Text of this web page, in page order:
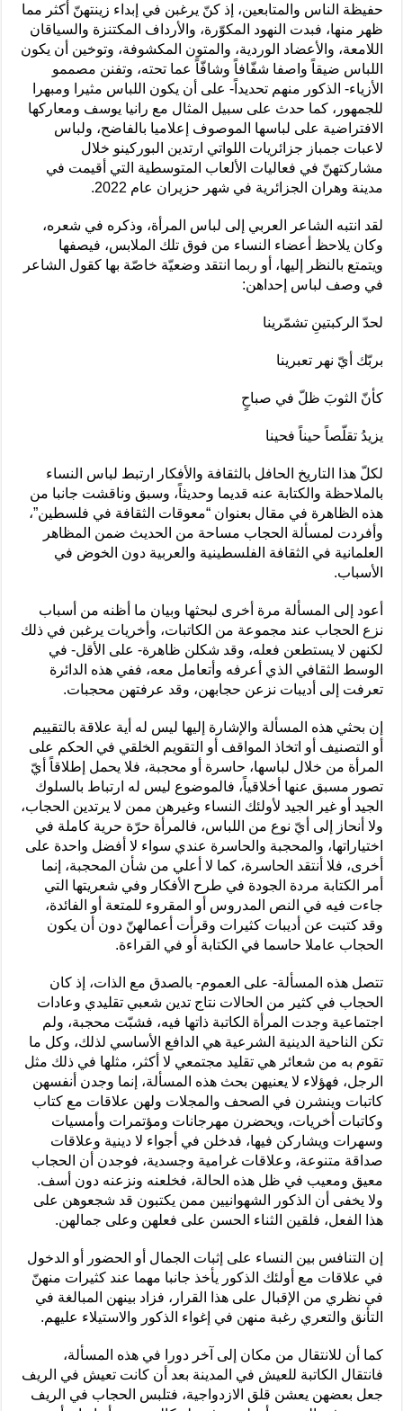
حفيظة الناس والمتابعين، إذ كنّ يرغبن في إبداء زينتهنّ أكثر مما
ظهر منها، فبدت النهود المكوّرة، والأرداف المكتنزة والسياقان
اللامعة، والأعضاد الوردية، والمتون المكشوفة، وتوخين أن يكون
اللباس ضيقاً واصفا شفّافاً وشافّاً عما تحته، وتفنن مصممو
الأزياء- الذكور منهم تحديداً- على أن يكون اللباس مثيرا ومبهرا
للجمهور، كما حدث على سبيل المثال مع رانيا يوسف ومعاركها
الافتراضية على لباسها الموصوف إعلاميا بالفاضح، ولباس
لاعبات جمباز جزائريات اللواتي ارتدين البوركينو خلال
مشاركتهنّ في فعاليات الألعاب المتوسطية التي أقيمت في
مدينة وهران الجزائرية في شهر حزيران عام 2022.
لقد انتبه الشاعر العربي إلى لباس المرأة، وذكره في شعره،
وكان يلاحظ أعضاء النساء من فوق تلك الملابس، فيصفها
ويتمتع بالنظر إليها، أو ربما انتقد وضعيّة خاصّة بها كقول الشاعر
في وصف لباس إحداهن:
لحدّ الركبتينِ تشمّرينا
بربّك أيّ نهر تعبرينا
كأنّ الثوبَ ظلّ في صباحٍ
يزيدُ تقلّصاً حيناً فحينا
لكلّ هذا التاريخ الحافل بالثقافة والأفكار ارتبط لباس النساء
بالملاحظة والكتابة عنه قديما وحديثاً، وسبق وناقشت جانبا من
هذه الظاهرة في مقال بعنوان “معوقات الثقافة في فلسطين”،
وأفردت لمسألة الحجاب مساحة من الحديث ضمن المظاهر
العلمانية في الثقافة الفلسطينية والعربية دون الخوض في
الأسباب.
أعود إلى المسألة مرة أخرى لبحثها وبيان ما أظنه من أسباب
نزع الحجاب عند مجموعة من الكاتبات، وأخريات يرغبن في ذلك
لكنهن لا يستطعن فعله، وقد شكلن ظاهرة- على الأقل- في
الوسط الثقافي الذي أعرفه وأتعامل معه، ففي هذه الدائرة
تعرفت إلى أديبات نزعن حجابهن، وقد عرفتهن محجبات.
إن بحثي هذه المسألة والإشارة إليها ليس له أية علاقة بالتقييم
أو التصنيف أو اتخاذ المواقف أو التقويم الخلقي في الحكم على
المرأة من خلال لباسها، حاسرة أو محجبة، فلا يحمل إطلاقاً أيّ
تصور مسبق عنها أخلاقياً، فالموضوع ليس له ارتباط بالسلوك
الجيد أو غير الجيد لأولئك النساء وغيرهن ممن لا يرتدين الحجاب،
ولا أنحاز إلى أيّ نوع من اللباس، فالمرأة حرّة حرية كاملة في
اختياراتها، والمحجبة والحاسرة عندي سواء لا أفضل واحدة على
أخرى، فلا أنتقد الحاسرة، كما لا أعلي من شأن المحجبة، إنما
أمر الكتابة مردة الجودة في طرح الأفكار وفي شعريتها التي
جاءت فيه في النص المدروس أو المقروء للمتعة أو الفائدة،
وقد كتبت عن أديبات كثيرات وقرأت أعمالهنّ دون أن يكون
الحجاب عاملا حاسما في الكتابة أو في القراءة.
تتصل هذه المسألة- على العموم- بالصدق مع الذات، إذ كان
الحجاب في كثير من الحالات نتاج تدين شعبي تقليدي وعادات
اجتماعية وجدت المرأة الكاتبة ذاتها فيه، فشبّت محجبة، ولم
تكن الناحية الدينية الشرعية هي الدافع الأساسي لذلك، وكل ما
تقوم به من شعائر هي تقليد مجتمعي لا أكثر، مثلها في ذلك مثل
الرجل، فهؤلاء لا يعنيهن بحث هذه المسألة، إنما وجدن أنفسهن
كاتبات وينشرن في الصحف والمجلات ولهن علاقات مع كتاب
وكاتبات أخريات، ويحضرن مهرجانات ومؤتمرات وأمسيات
وسهرات ويشاركن فيها، فدخلن في أجواء لا دينية وعلاقات
صداقة متنوعة، وعلاقات غرامية وجسدية، فوجدن أن الحجاب
معيق ومعيب في ظل هذه الحالة، فخلعنه ونزعنه دون أسف.
ولا يخفى أن الذكور الشهوانيين ممن يكتبون قد شجعوهن على
هذا الفعل، فلقين الثناء الحسن على فعلهن وعلى جمالهن.
إن التنافس بين النساء على إثبات الجمال أو الحضور أو الدخول
في علاقات مع أولئك الذكور يأخذ جانبا مهما عند كثيرات منهنّ
في نظري من الإقبال على هذا القرار، فزاد بينهن المبالغة في
التأنق والتعري رغبة منهن في إغواء الذكور والاستيلاء عليهم.
كما أن للانتقال من مكان إلى آخر دورا في هذه المسألة،
فانتقال الكاتبة للعيش في المدينة بعد أن كانت تعيش في الريف
جعل بعضهن يعشن قلق الازدواجية، فتلبس الحجاب في الريف